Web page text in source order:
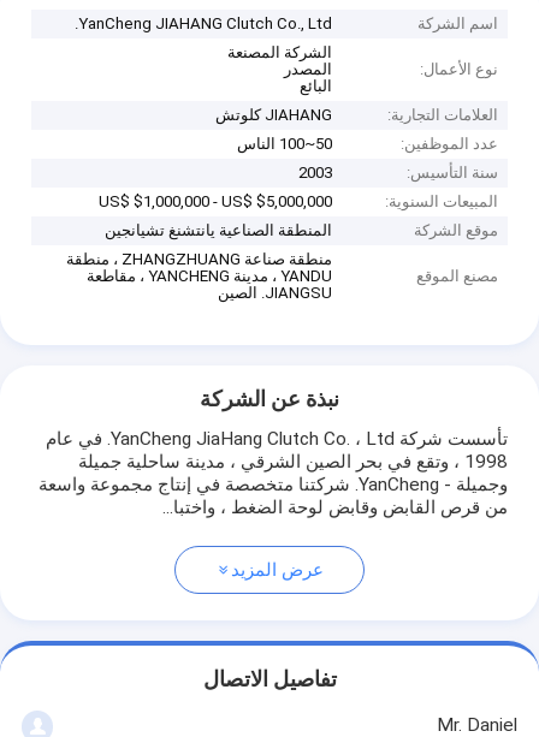
اسم الشركة YanCheng JIAHANG Clutch Co., Ltd.
نوع الأعمال:
الشركة المصنعة
المصدر
البائع
العلامات التجارية:
JIAHANG كلوتش
عدد الموظفين:
50~100 الناس
سنة التأسيس:
2003
المبيعات السنوية:
US$ $1,000,000 - US$ $5,000,000
موقع الشركة
المنطقة الصناعية يانتشنغ تشيانجين
مصنع الموقع
منطقة صناعة ZHANGZHUANG ، منطقة
YANDU ، مدينة YANCHENG ، مقاطعة
JIANGSU. الصين
نبذة عن الشركة
تأسست شركة YanCheng JiaHang Clutch Co. ، Ltd. في عام
1998 ، وتقع في بحر الصين الشرقي ، مدينة ساحلية جميلة
وجميلة - YanCheng. شركتنا متخصصة في إنتاج مجموعة واسعة
من قرص القابض وقابض لوحة الضغط ، واختبا...
عرض المزيد
تفاصيل الاتصال
Mr. Daniel